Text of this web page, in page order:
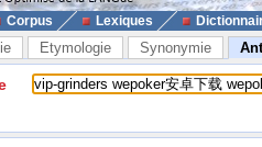
Corpus Lexiques
Etymologie Synonymie